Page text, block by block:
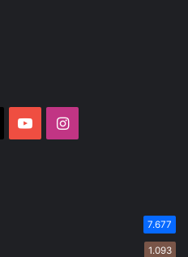
YouTubeInstagram
7.677
1.093